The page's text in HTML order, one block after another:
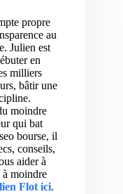
propre
au
Julien est
en
milliers
bâtir une
moindre
qui bat
bourse, il
conseils,
aider à
à moindre
Flot ici.